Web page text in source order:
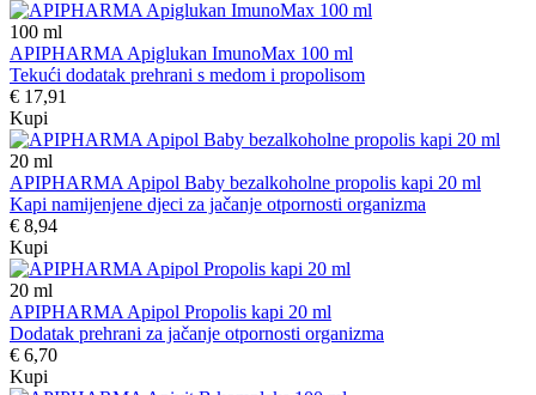
100 ml
APIPHARMA Apiglukan ImunoMax 100 ml
Tekući dodatak prehrani s medom i propolisom
€ 17,91
Kupi
20 ml
APIPHARMA Apipol Baby bezalkoholne propolis kapi 20 ml
Kapi namijenjene djeci za jačanje otpornosti organizma
€ 8,94
Kupi
20 ml
APIPHARMA Apipol Propolis kapi 20 ml
Dodatak prehrani za jačanje otpornosti organizma
€ 6,70
Kupi